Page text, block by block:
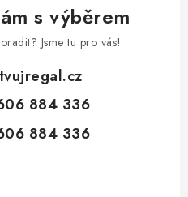
s výběrem
Jsme tu pro vás!
tvujregal.cz
884 336
884 336